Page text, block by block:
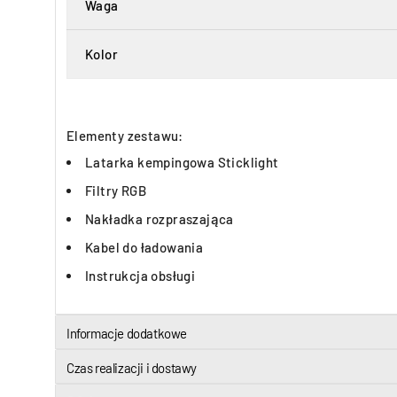
Waga
Kolor
Elementy zestawu:
Latarka kempingowa Sticklight
Filtry RGB
Nakładka rozpraszająca
Kabel do ładowania
Instrukcja obsługi
Informacje dodatkowe
Czas realizacji i dostawy